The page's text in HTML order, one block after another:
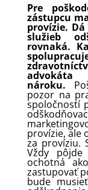
Pre
zástupcu
provízie.
služieb
rovnaká.
nároku.
pozor na
spoločností
provízie, ale
za províziu.
Vždy
ochotná
zastupovať
bude